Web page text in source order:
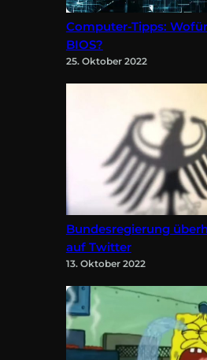
Computer-Tipps:
BIOS?
25. Oktober 2022
Bundesregierung
auf Twitter
13. Oktober 2022